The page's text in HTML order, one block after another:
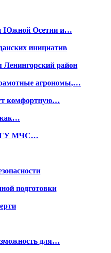
Южной Осетии и…
инициатив
район
агрономы,…
комфортную…
ГУ МЧС…
подготовки
для…